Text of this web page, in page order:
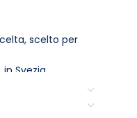
scelto per
Svezia,